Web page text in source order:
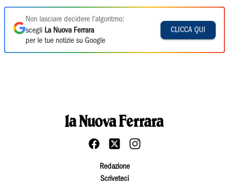
Non lasciare decidere l'algoritmo:
scegli La Nuova Ferrara
per le tue notizie su Google
CLICCA QUI
Redazione
Scriveteci